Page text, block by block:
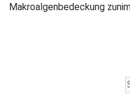
Makroalgenbedeckung